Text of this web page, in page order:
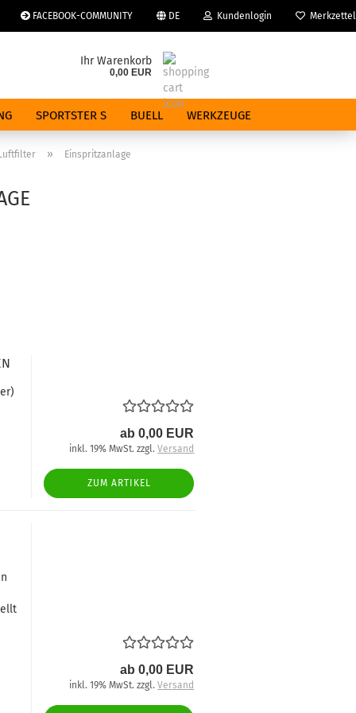
FACEBOOK-COMMUNITY DE Kundenlogin
Passwort
Merkzettel
Ihr Warenkorb
0,00 EUR
SPORTSTER S BUELL WERKZEUGE
» Einspritzanlage
ab 0,00 EUR
inkl. 19% MwSt. zzgl.Versand
ZUM ARTIKEL
ab 0,00 EUR
inkl. 19% MwSt. zzgl.Versand